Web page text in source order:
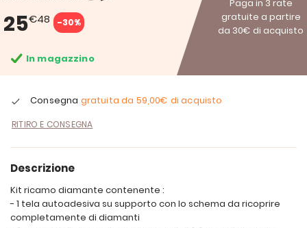
25€48 -30%
Paga in 3 rate
gratuite a partire
da 30€ di acquisto
In magazzino
Consegna gratuita da 59,00€ di acquisto
RITIRO E CONSEGNA
Descrizione
Kit ricamo diamante contenente :
- 1 tela autoadesiva su supporto con lo schema da ricoprire
completamente di diamanti